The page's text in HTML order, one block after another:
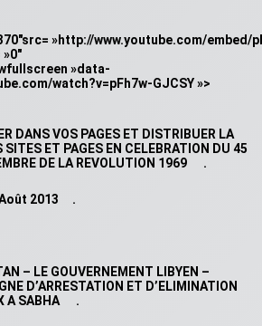
»http://www.youtube.com/embed/
»0″
»data-
watch?v=pFh7w-GJCSY »>
DANS VOS PAGES ET DISTRIBUER LA
ET PAGES EN CELEBRATION DU 45
DE LA REVOLUTION 1969 .
Août 2013 .
– LE GOUVERNEMENT LIBYEN –
D’ARRESTATION ET D’ELIMINATION
A SABHA .